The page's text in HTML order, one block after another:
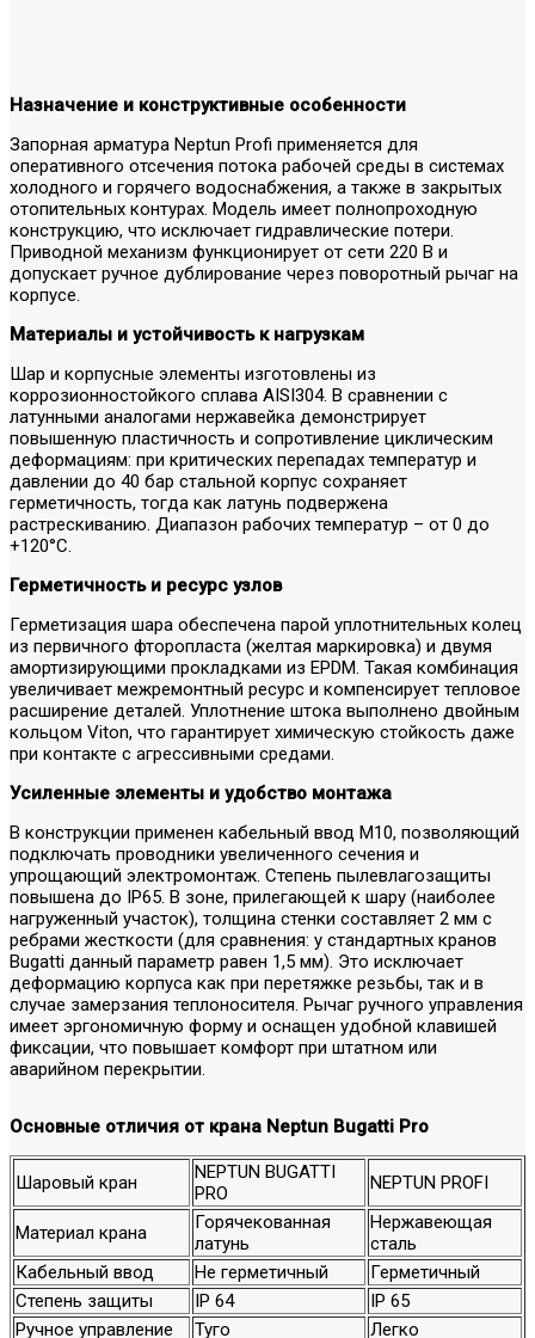
Назначение и конструктивные особенности
Запорная арматура Neptun Profi применяется для
оперативного отсечения потока рабочей среды в системах
холодного и горячего водоснабжения, а также в закрытых
отопительных контурах. Модель имеет полнопроходную
конструкцию, что исключает гидравлические потери.
Приводной механизм функционирует от сети 220 В и
допускает ручное дублирование через поворотный рычаг на
корпусе.
Материалы и устойчивость к нагрузкам
Шар и корпусные элементы изготовлены из
коррозионностойкого сплава AISI304. В сравнении с
латунными аналогами нержавейка демонстрирует
повышенную пластичность и сопротивление циклическим
деформациям: при критических перепадах температур и
давлении до 40 бар стальной корпус сохраняет
герметичность, тогда как латунь подвержена
растрескиванию. Диапазон рабочих температур – от 0 до
+120°С.
Герметичность и ресурс узлов
Герметизация шара обеспечена парой уплотнительных колец
из первичного фторопласта (желтая маркировка) и двумя
амортизирующими прокладками из EPDM. Такая комбинация
увеличивает межремонтный ресурс и компенсирует тепловое
расширение деталей. Уплотнение штока выполнено двойным
кольцом Viton, что гарантирует химическую стойкость даже
при контакте с агрессивными средами.
Усиленные элементы и удобство монтажа
В конструкции применен кабельный ввод M10, позволяющий
подключать проводники увеличенного сечения и
упрощающий электромонтаж. Степень пылевлагозащиты
повышена до IP65. В зоне, прилегающей к шару (наиболее
нагруженный участок), толщина стенки составляет 2 мм с
ребрами жесткости (для сравнения: у стандартных кранов
Bugatti данный параметр равен 1,5 мм). Это исключает
деформацию корпуса как при перетяжке резьбы, так и в
случае замерзания теплоносителя. Рычаг ручного управления
имеет эргономичную форму и оснащен удобной клавишей
фиксации, что повышает комфорт при штатном или
аварийном перекрытии.
Основные отличия от крана Neptun Bugatti Pro
Шаровый кран
NEPTUN BUGATTI
PRO
NEPTUN PROFI
Материал крана
Горячекованная
латунь
Нержавеющая
сталь
Кабельный ввод
Не герметичный
Герметичный
Степень защиты
IP 64
IP 65
Ручное управление
Туго Легко